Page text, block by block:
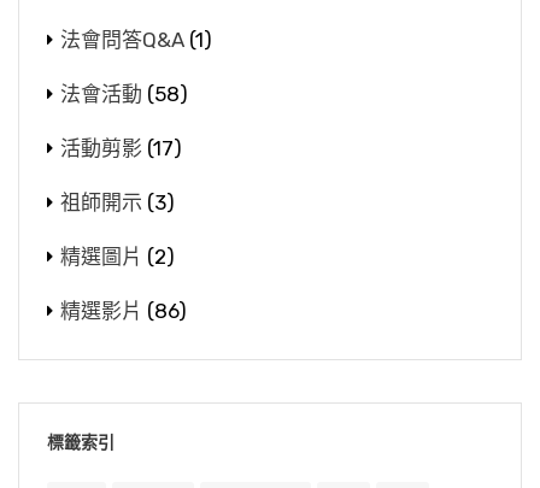
法會問答Q&A (1)
法會活動 (58)
活動剪影 (17)
祖師開示 (3)
精選圖片 (2)
精選影片 (86)
標籤索引